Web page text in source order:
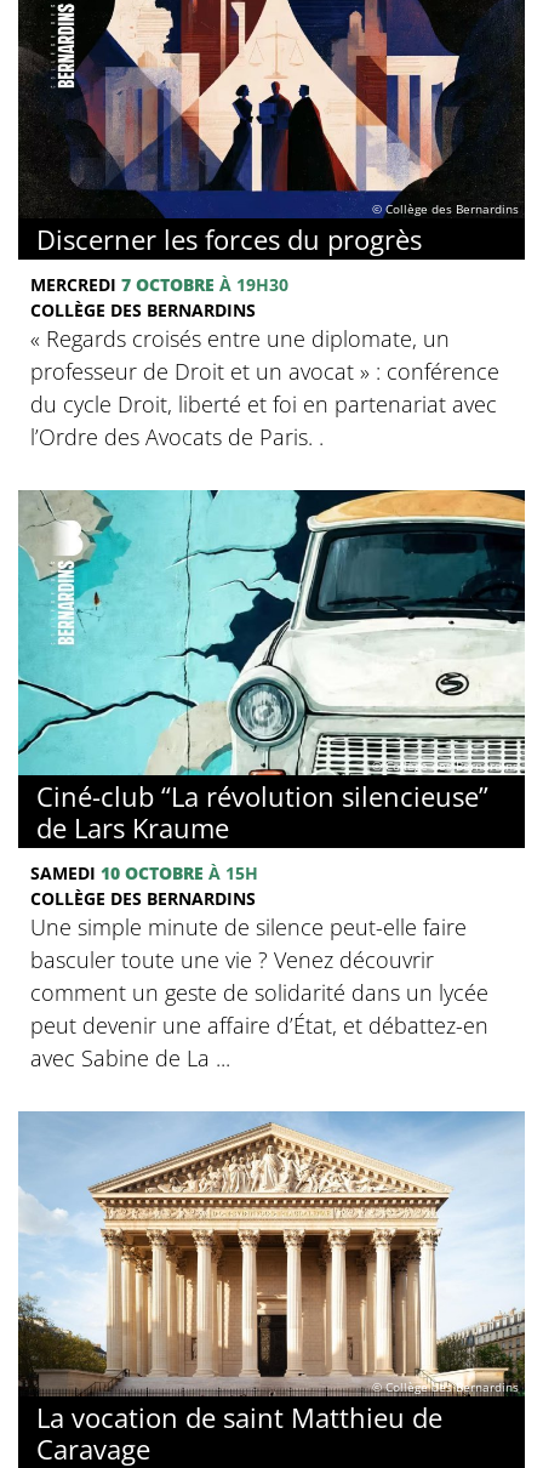
© Collège des Bernardins
Discerner les forces du progrès
MERCREDI 7 OCTOBRE À 19H30
COLLÈGE DES BERNARDINS
‍« Regards croisés entre une diplomate, un
professeur de Droit et un avocat » : conférence
du cycle Droit, liberté et foi en partenariat avec
l’Ordre des Avocats de Paris. .
© Collège des Bernardins
Ciné-club “La révolution silencieuse”
de Lars Kraume
SAMEDI 10 OCTOBRE À 15H
COLLÈGE DES BERNARDINS
Une simple minute de silence peut-elle faire
basculer toute une vie ? Venez découvrir
comment un geste de solidarité dans un lycée
peut devenir une affaire d’État, et débattez-en
avec Sabine de La ...
© Collège des Bernardins
La vocation de saint Matthieu de
Caravage